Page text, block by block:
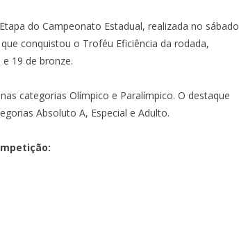
do Campeonato Estadual, realizada no sábado
conquistou o Troféu Eficiência da rodada,
19 de bronze.
categorias Olímpico e Paralímpico. O destaque
Absoluto A, Especial e Adulto.
OITAVAS DE FINAL - VOLTA -QUA, 5/8, 21:30
MARACANÃ